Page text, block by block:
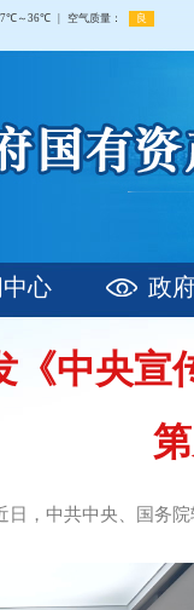
心 政
《中央宣
中共中央、国务院